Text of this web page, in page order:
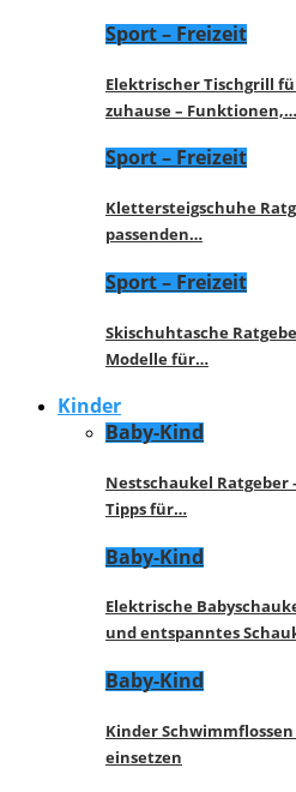
Sport – Freizeit
Elektrischer Tischgrill
zuhause – Funktionen,…
Sport – Freizeit
Klettersteigschuhe
passenden…
Sport – Freizeit
Skischuhtasche
Modelle für…
Kinder
Baby-Kind
Nestschaukel
Tipps für…
Baby-Kind
Elektrische
und entspanntes
Baby-Kind
Kinder
einsetzen